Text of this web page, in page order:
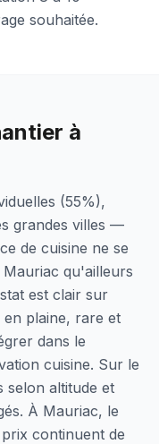
souhaitée.
à
(55%),
grandes villes —
de cuisine ne se
qu'ailleurs
est clair sur
plaine, rare et
dans le
cuisine. Sur le
selon altitude et
À Mauriac, le
continuent de